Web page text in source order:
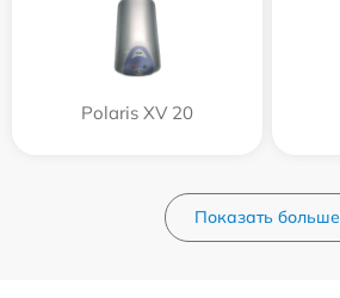
Polaris XV 20
Показать больше